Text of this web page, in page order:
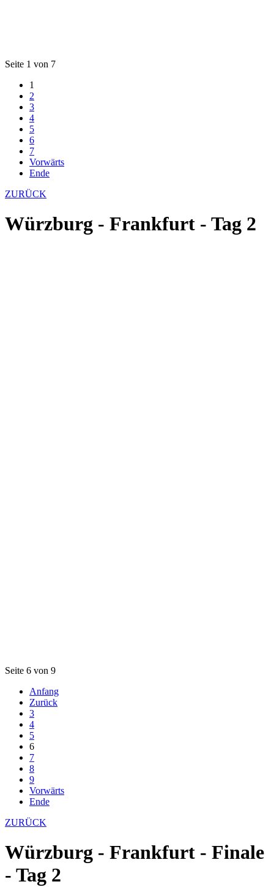
Seite 1 von 7
1
2
3
4
5
6
7
Vorwärts
Ende
ZURÜCK
Würzburg - Frankfurt - Tag 2
Seite 6 von 9
Anfang
Zurück
3
4
5
6
7
8
9
Vorwärts
Ende
ZURÜCK
Würzburg - Frankfurt - Finale
- Tag 2